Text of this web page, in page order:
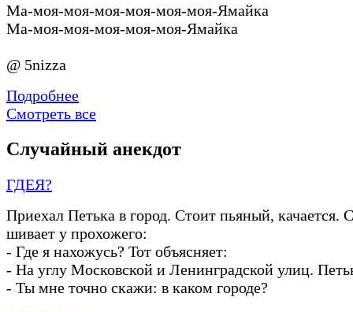
Ма-моя-моя-моя-моя-моя-моя-Ямайка
Ма-моя-моя-моя-моя-моя-Ямайка
@ 5nizza
Подробнее
Смотреть все
Случайный анекдот
ГДЕЯ?
Приехал Петька в город. Стоит пьяный, качается.
шивает у прохожего:
- Где я нахожусь? Тот объясняет:
- На углу Московской и Ленинградской улиц.
- Ты мне точно скажи: в каком городе?